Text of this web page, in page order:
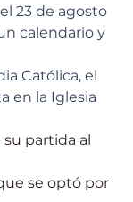
23 de agosto
calendario y
Católica, el
en la Iglesia
partida al
se optó por